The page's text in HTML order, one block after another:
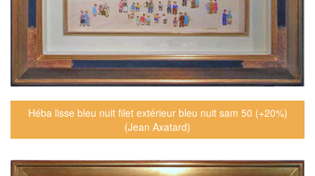
Héba lisse bleu nuit filet extérieur bleu nuit sam 50 (+20%)
(Jean Axatard)